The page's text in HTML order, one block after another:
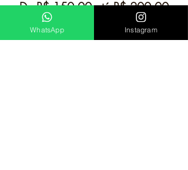
De R$ 150,00 até R$ 200,00
WhatsApp Instagram